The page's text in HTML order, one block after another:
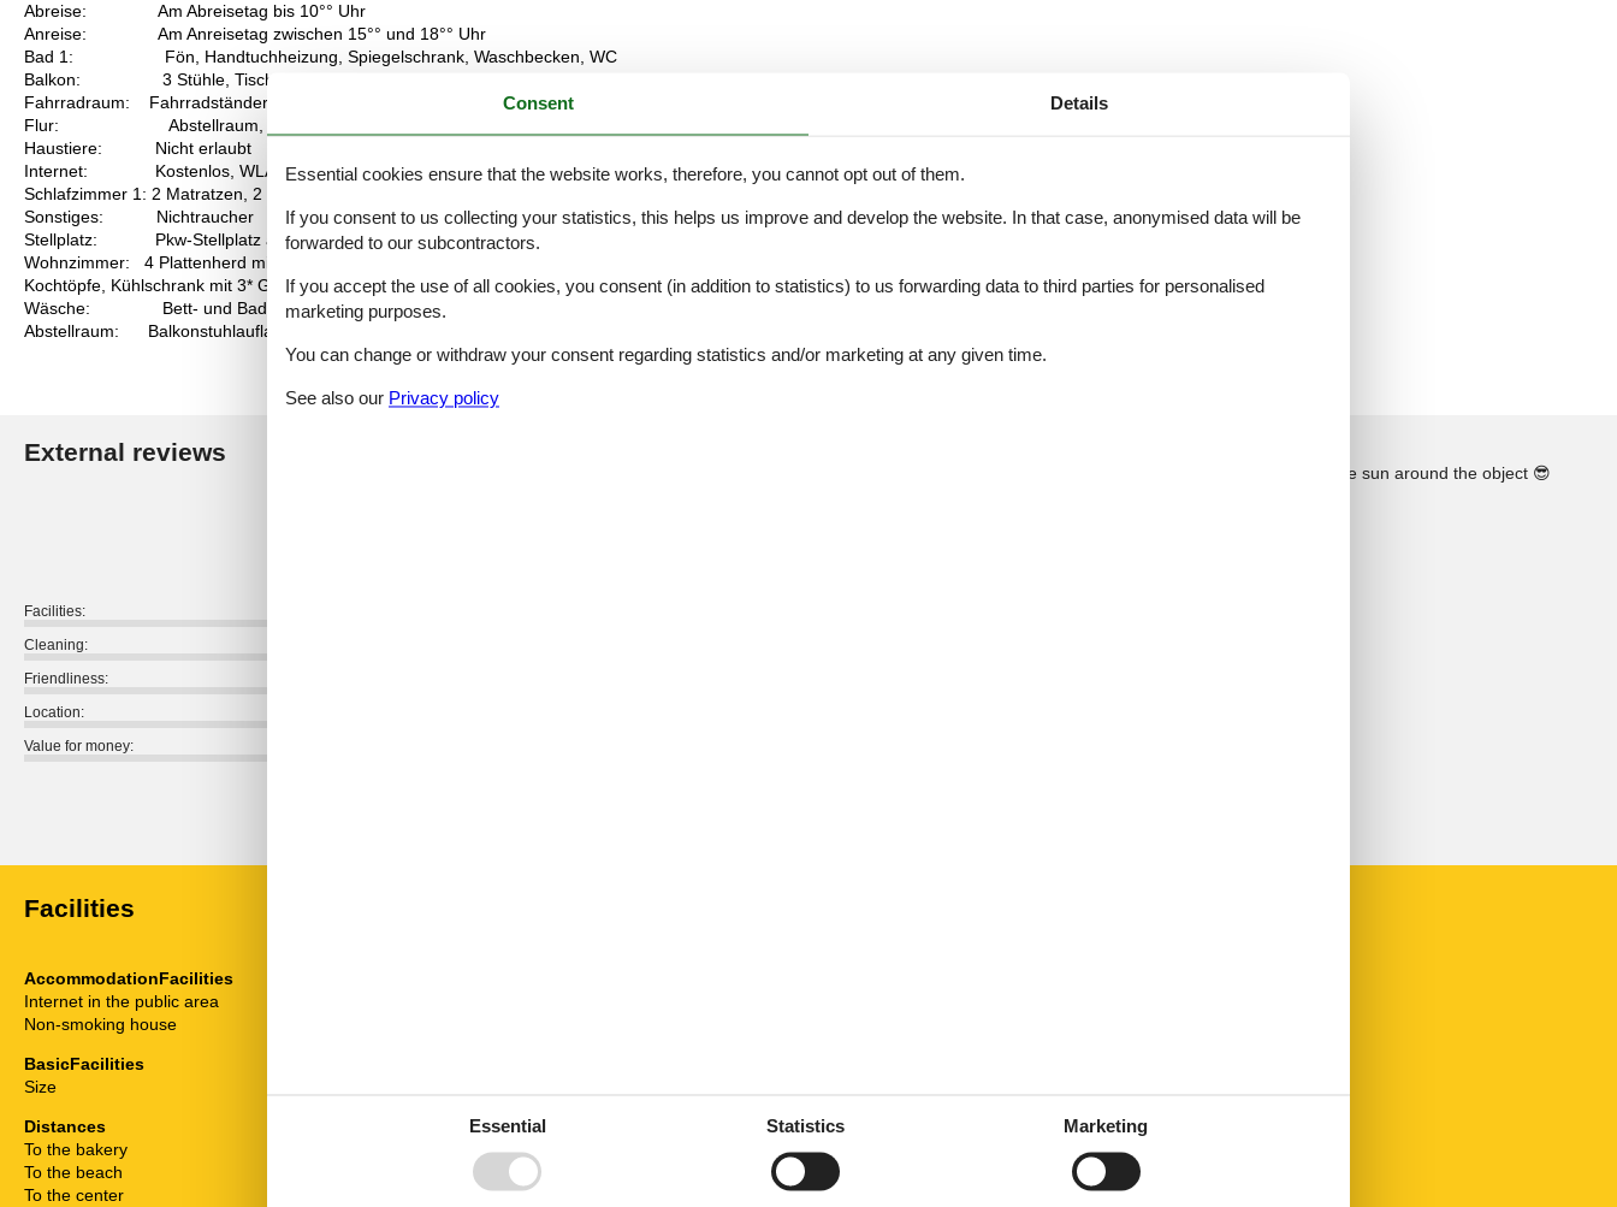
Abreise: Am Abreisetag bis 10°° Uhr
Anreise: Am Anreisetag zwischen 15°° und 18°° Uhr
Bad 1: Fön, Handtuchheizung, Spiegelschrank, Waschbecken, WC
Balkon: 3 Stühle, Tisch
Fahrradraum: Fahrradständer auf dem Grundstück
Flur: Abstellraum, Garderobe, Schuhschrank
Haustiere: Nicht erlaubt
Internet: Kostenlos, WLAN vorhanden
Schlafzimmer 1: 2 Matratzen, 2 Nachttische, 2 Nachttischlampen, Doppelbett 2,00 x 1,80 m, Kleiderschrank, Verdunklungsplissee
Sonstiges: Nichtraucher
Stellplatz: Pkw-Stellplatz auf dem Grundstück
Wohnzimmer: 4 Plattenherd mit Ceranfeld und Backofen, Dunstabzugshaube, Eckschlafcouch, Flachbildschirm, Kabel-TV, Kaffeemaschine,
Kochtöpfe, Kühlschrank mit 3* Gefrierfach, Mikrowelle, Plissees, Schrank, Spülmaschine, Stehlampe, Stereoanlage, Toaster, Wasserkocher
Wäsche: Bett- und Badwäsche gegen eine Gebühr und kann unter Extra-Leistungen zusätzlich gebucht werden
Abstellraum: Balkonstuhlauflagen, Staubsauger, Bügelbrett, Bügeleisen, Besen, Wischer
External reviews
Facilities:
Cleaning:
Friendliness:
Location:
Value for money:
See the course of the sun around the object 😎
Facilities
AccommodationFacilities
Internet in the public area
Non-smoking house
BasicFacilities
Size
Distances
To the bakery
To the beach
To the center
Dishwasher
Double bed
Fridge
Heater
Consent Details
Essential cookies ensure that the website works, therefore, you cannot opt out of them.
If you consent to us collecting your statistics, this helps us improve and develop the website. In that case, anonymised data will be
forwarded to our subcontractors.
If you accept the use of all cookies, you consent (in addition to statistics) to us forwarding data to third parties for personalised
marketing purposes.
You can change or withdraw your consent regarding statistics and/or marketing at any given time.
See also our Privacy policy
Essential Statistics Marketing